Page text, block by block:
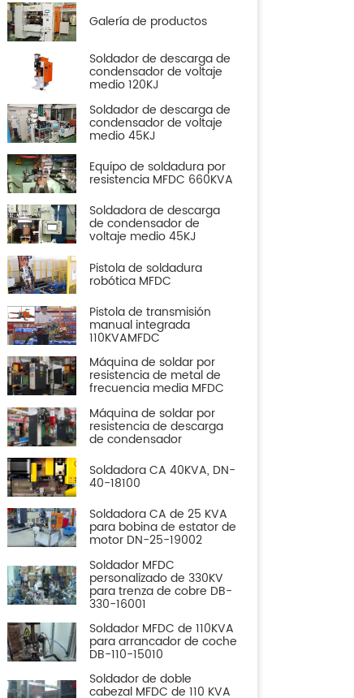
Galería de productos
Soldador de descarga de
condensador de voltaje
medio 120KJ
Soldador de descarga de
condensador de voltaje
medio 45KJ
Equipo de soldadura por
resistencia MFDC 660KVA
Soldadora de descarga
de condensador de
voltaje medio 45KJ
Pistola de soldadura
robótica MFDC
Pistola de transmisión
manual integrada
110KVAMFDC
Máquina de soldar por
resistencia de metal de
frecuencia media MFDC
Máquina de soldar por
resistencia de descarga
de condensador
Soldadora CA 40KVA, DN-
40-18100
Soldadora CA de 25 KVA
para bobina de estator de
motor DN-25-19002
Soldador MFDC
personalizado de 330KV
para trenza de cobre DB-
330-16001
Soldador MFDC de 110KVA
para arrancador de coche
DB-110-15010
Soldador de doble
cabezal MFDC de 110 KVA